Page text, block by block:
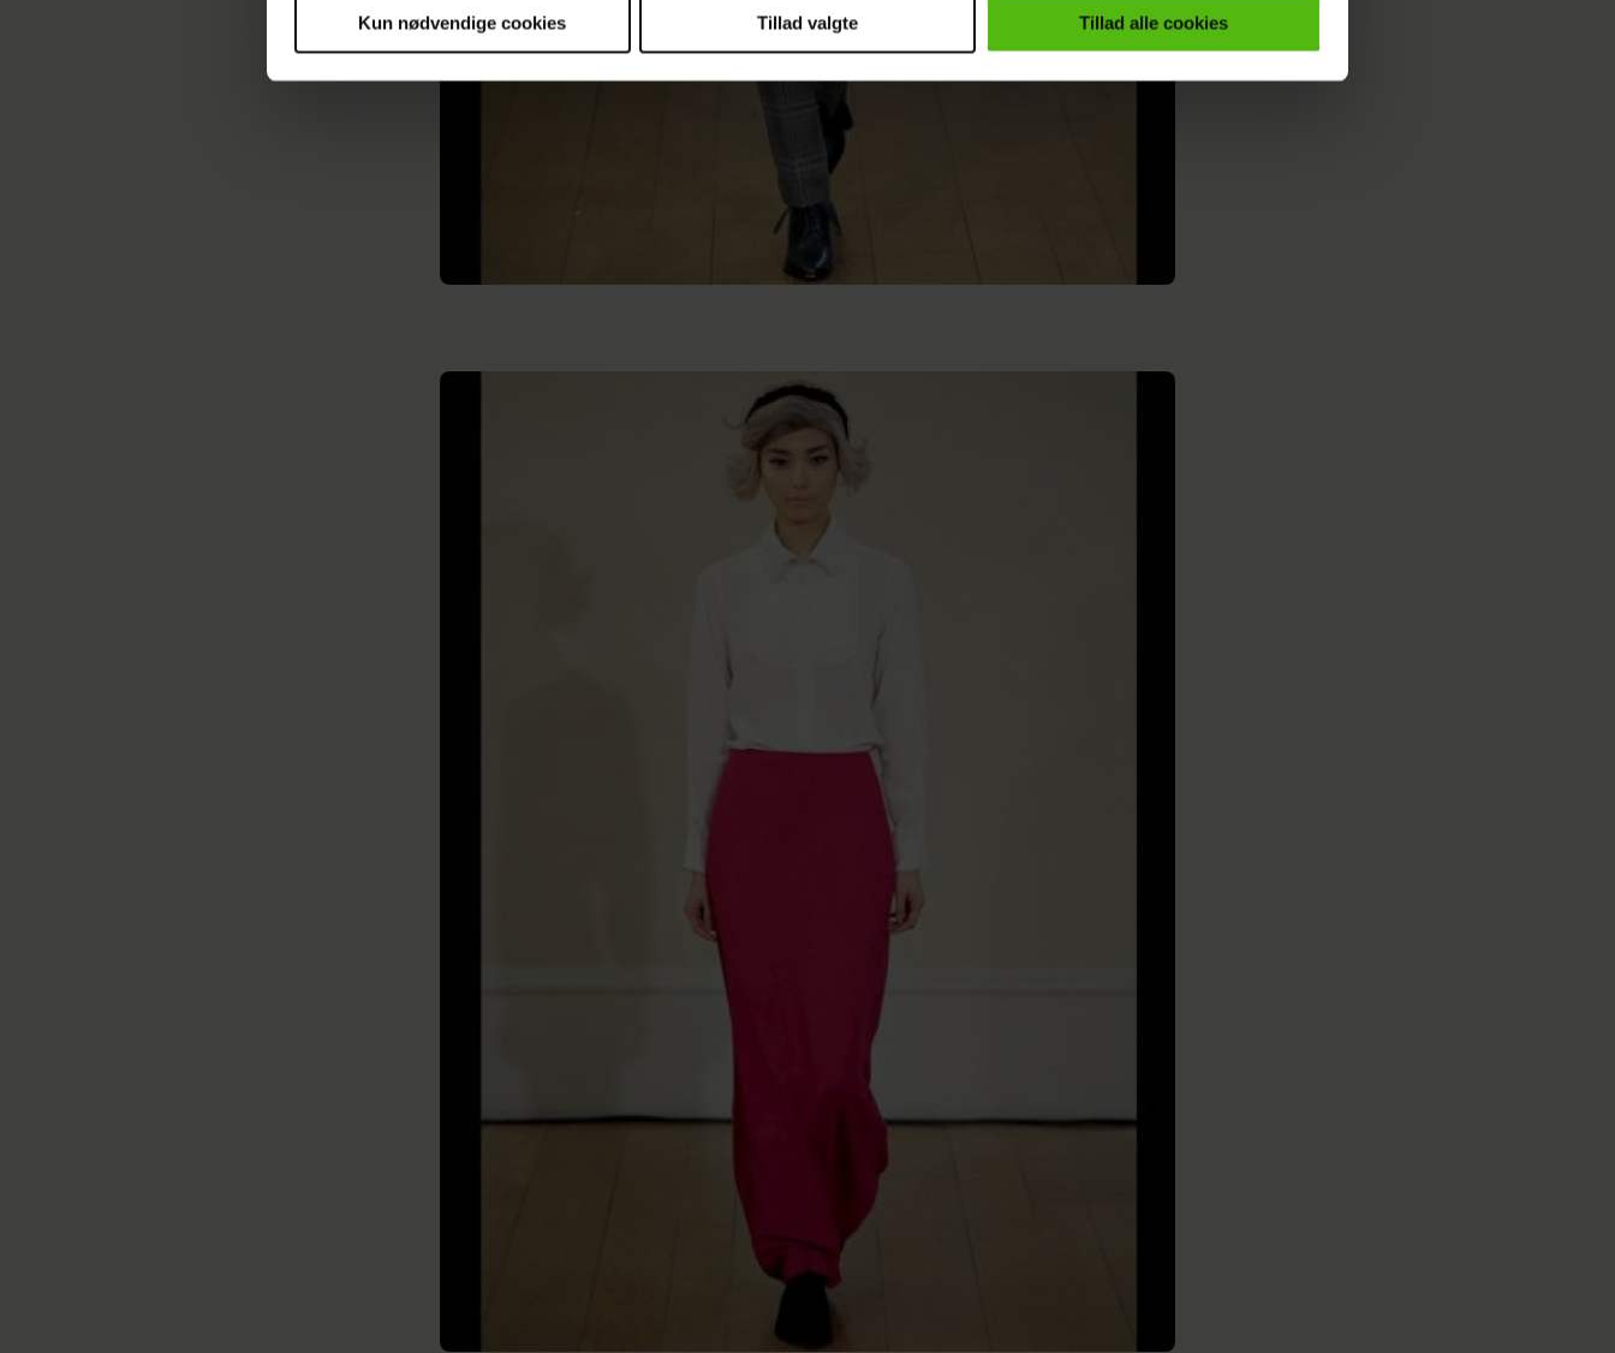
sociale medier.
Kun nødvendige cookies Tillad valgte Tillad alle cookies